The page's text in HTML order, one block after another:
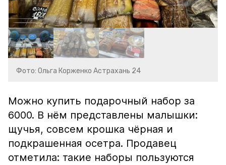
Фото: Ольга Корженко Астрахань 24
Можно купить подарочный набор за
6000. В нём представлены малышки:
щучья, совсем крошка чёрная и
подкрашенная осетра. Продавец
отметила: такие наборы пользуются